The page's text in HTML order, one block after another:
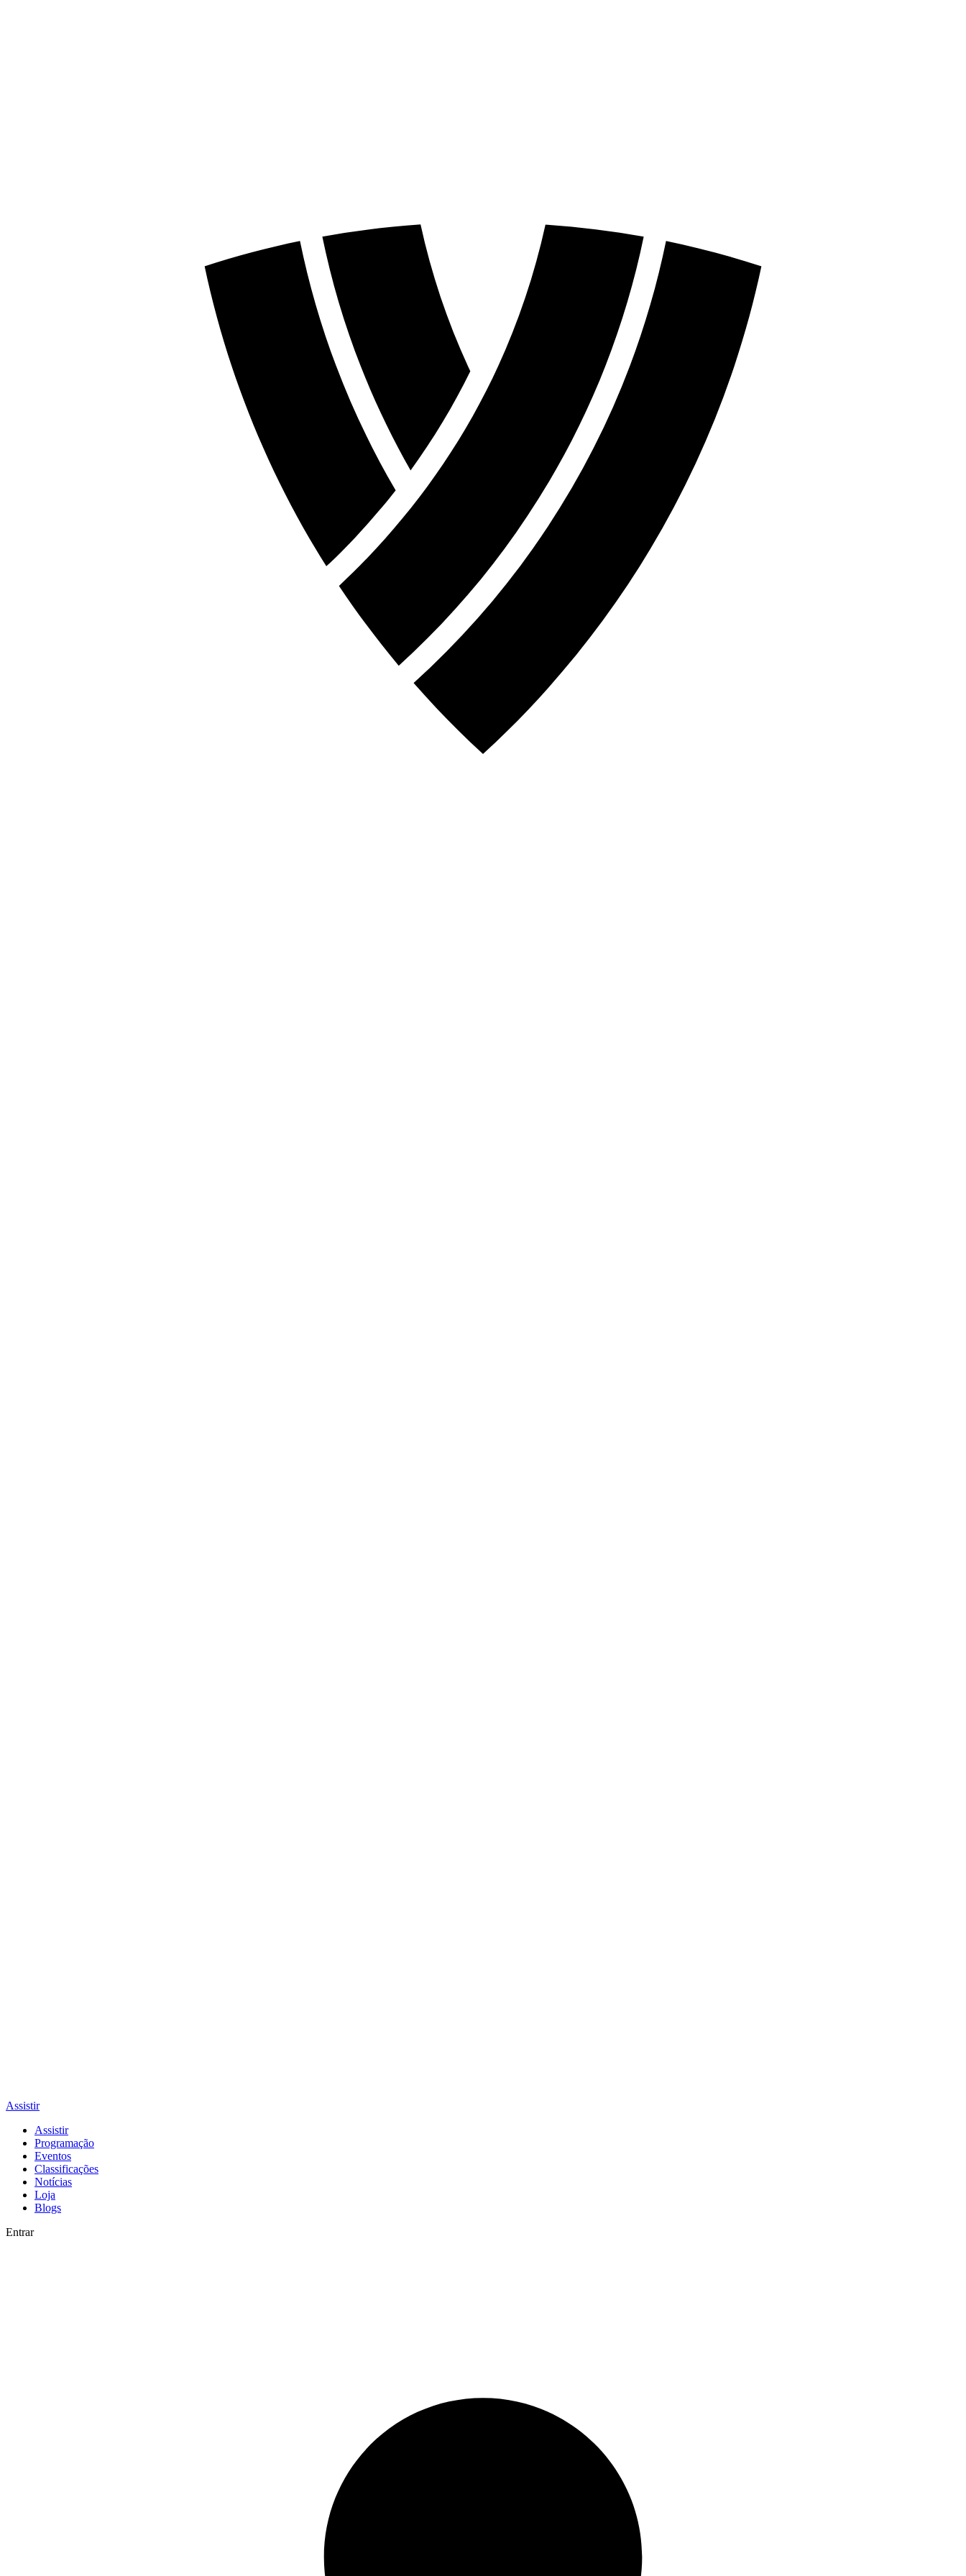
Assistir
Assistir
Programação
Eventos
Classificações
Notícias
Loja
Blogs
Entrar